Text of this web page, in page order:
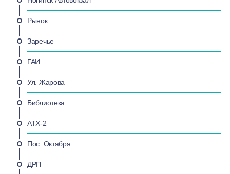
Рынок
Заречье
ГАИ
Ул. Жарова
Библиотека
АТХ-2
Пос. Октября
ДРП